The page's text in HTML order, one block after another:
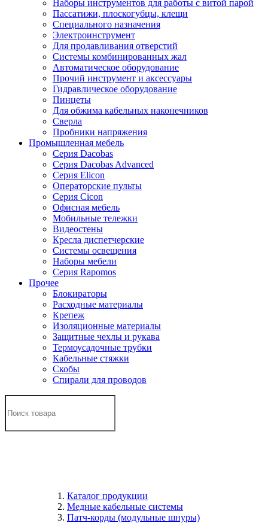
Наборы инструментов для работы с витой парой
Пассатижи, плоскогубцы, клещи
Специального назначения
Электроинструмент
Для продавливания отверстий
Системы комбинированных жал
Автоматическое оборудование
Прочий инструмент и аксессуары
Гидравлическое оборудование
Пинцеты
Для обжима кабельных наконечников
Сверла
Пробники напряжения
Промышленная мебель
Серия Dacobas
Серия Dacobas Advanced
Серия Elicon
Операторские пульты
Серия Cicon
Офисная мебель
Мобильные тележки
Видеостены
Кресла диспетчерские
Системы освещения
Наборы мебели
Серия Rapomos
Прочее
Блокираторы
Расходные материалы
Крепеж
Изоляционные материалы
Защитные чехлы и рукава
Термоусадочные трубки
Кабельные стяжки
Скобы
Спирали для проводов
Каталог продукции
Медные кабельные системы
Патч-корды (модульные шнуры)